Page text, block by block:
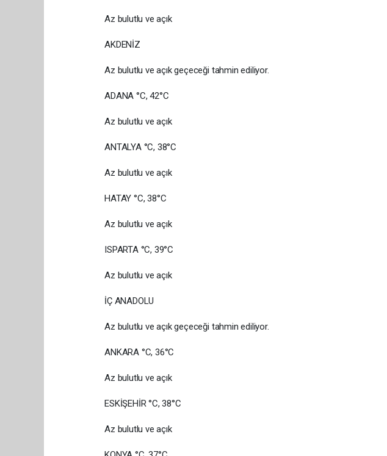
Az bulutlu ve açık
AKDENİZ
Az bulutlu ve açık geçeceği tahmin ediliyor.
ADANA °C, 42°C
Az bulutlu ve açık
ANTALYA °C, 38°C
Az bulutlu ve açık
HATAY °C, 38°C
Az bulutlu ve açık
ISPARTA °C, 39°C
Az bulutlu ve açık
İÇ ANADOLU
Az bulutlu ve açık geçeceği tahmin ediliyor.
ANKARA °C, 36°C
Az bulutlu ve açık
ESKİŞEHİR °C, 38°C
Az bulutlu ve açık